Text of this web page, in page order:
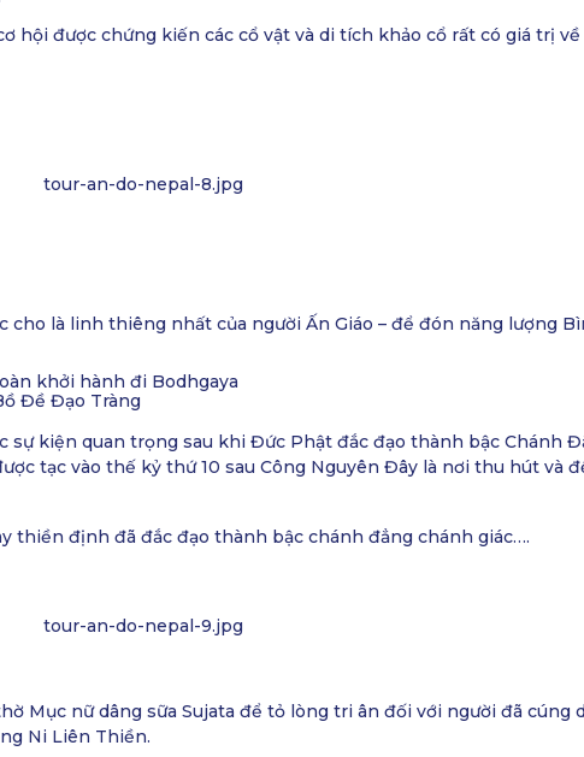
hội được chứng kiến các cổ vật và di tích khảo cổ rất có giá trị
là linh thiêng nhất của người Ấn Giáo – để đón năng lượng
khởi hành đi Bodhgaya
Đề Đạo Tràng
sự kiện quan trọng sau khi Đức Phật đắc đạo thành bậc Chánh
tạc vào thế kỷ thứ 10 sau Công Nguyên Đây là nơi thu hút và
thiền định đã đắc đạo thành bậc chánh đẳng chánh giác….
Mục nữ dâng sữa Sujata để tỏ lòng tri ân đối với người đã cúng
Ni Liên Thiền.